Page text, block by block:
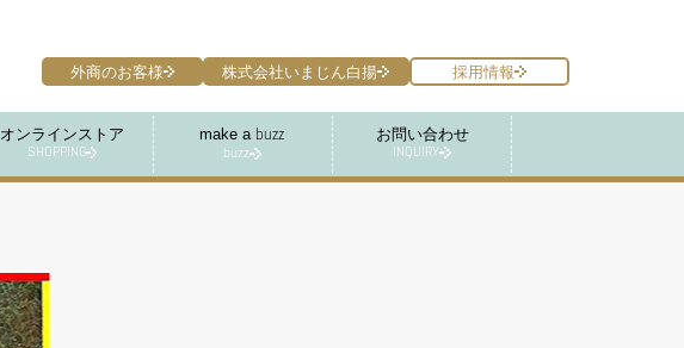
オンラインストア
SHOPPING
make a buzz
buzz
お問い合わせ
INQUIRY
外商のお客様 株式会社いまじん白揚 採用情報